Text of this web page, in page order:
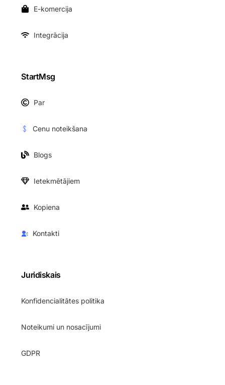
E-komercija
Integrācija
StartMsg
Par
Cenu noteikšana
Blogs
Ietekmētājiem
Kopiena
Kontakti
Juridiskais
Konfidencialitātes politika
Noteikumi un nosacījumi
GDPR